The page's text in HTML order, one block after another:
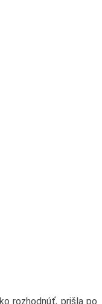
rozhodnúť, prišla po